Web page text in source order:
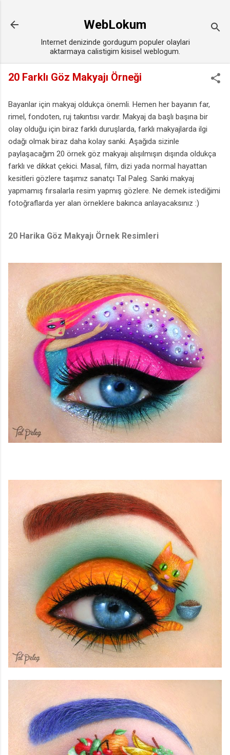
WebLokum
Internet denizinde gordugum populer olaylari
aktarmaya calistigim kisisel weblogum.
20 Farklı Göz Makyajı Örneği
Bayanlar için makyaj oldukça önemli. Hemen her bayanın far,
rimel, fondoten, ruj takıntısı vardır. Makyaj da başlı başına bir
olay olduğu için biraz farklı duruşlarda, farklı makyajlarda ilgi
odağı olmak biraz daha kolay sanki. Aşağıda sizinle
paylaşacağım 20 örnek göz makyajı alışılmışın dışında oldukça
farklı ve dikkat çekici. Masal, film, dizi yada normal hayattan
kesitleri gözlere taşımız sanatçı Tal Paleg. Sanki makyaj
yapmamış fırsalarla resim yapmış gözlere. Ne demek istediğimi
fotoğraflarda yer alan örneklere bakınca anlayacaksınız :)
20 Harika Göz Makyajı Örnek Resimleri